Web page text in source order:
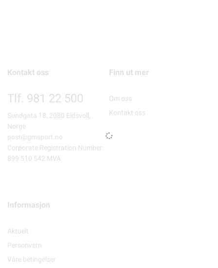
Kontakt oss
Tlf. 981 22 500
Sundgata 18, 2080 Eidsvoll,
Norge
post@gmsport.no
Corporate Registration Number:
899 510 542 MVA
Finn ut mer
Om oss
Kontakt oss
Informasjon
Aktuelt
Personvern
Våre betingelser